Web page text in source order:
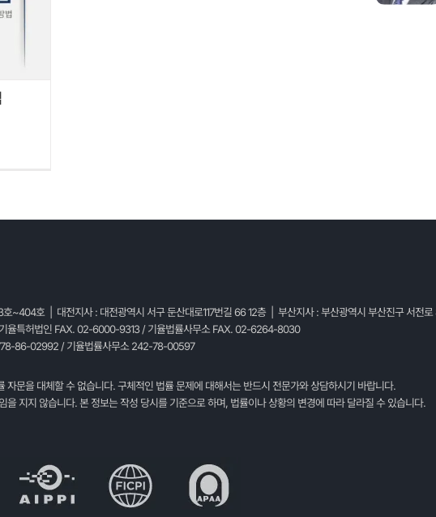
~404호 | 대전지사 : 대전광역시 서구 둔산대로117번길 66 12층 | 부산지사 : 부산광역시 부산진구 서전
율특허법인 FAX. 02-6000-9313 / 기율법률사무소 FAX. 02-6264-8030
86-02992 / 기율법률사무소 242-78-00597
문을 대체할 수 없습니다. 구체적인 법률 문제에 대해서는 반드시 전문가와 상담하시기 바랍니다.
지지 않습니다. 본 정보는 작성 당시를 기준으로 하며, 법률이나 상황의 변경에 따라 달라질 수 있습니다.